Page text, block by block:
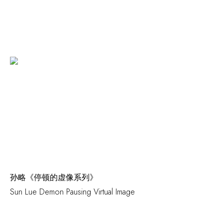
孙略《停顿的虚像系列》
Sun Lue Demon Pausing Virtual Image